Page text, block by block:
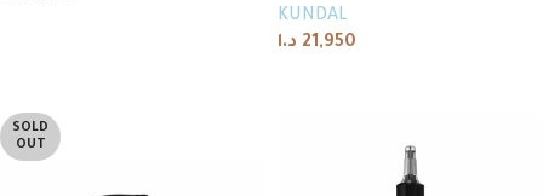
KUNDAL
21,950 د.ا
SOLD
OUT